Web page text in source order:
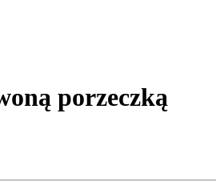
porzeczką